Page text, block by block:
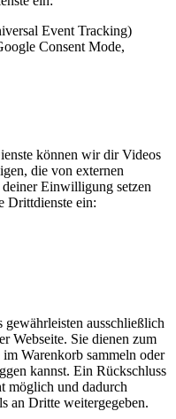
Event Tracking)
Consent Mode,
können wir dir Videos
die von externen
Einwilligung setzen
Drittdienste ein:
ausschließlich
Webseite. Sie dienen zum
Warenkorb sammeln oder
kannst. Ein Rückschluss
möglich und dadurch
an Dritte weitergegeben.